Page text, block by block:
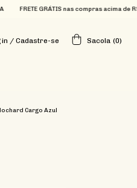
GRÁTIS nas compras acima de R$699
/ Cadastre-se Sacola (0)
Cargo Azul